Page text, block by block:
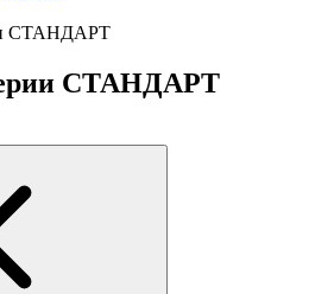
СТАНДАРТ
СТАНДАРТ